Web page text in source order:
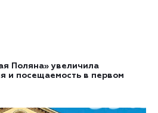
Поляна» увеличила
и посещаемость в первом